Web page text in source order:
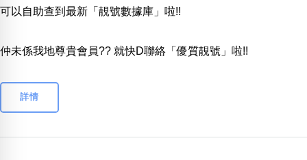
可以自助查到最新「靚號數據庫」啦!!
仲未係我地尊貴會員?? 就快D聯絡「優質靚號」啦!!
詳情